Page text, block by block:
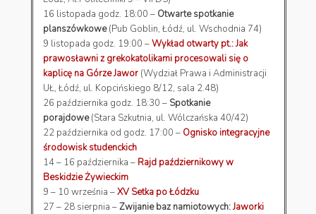
16 listopada godz. 18:00 – Otwarte spotkanie
planszówkowe(Pub Goblin, Łódź, ul. Wschodnia 74)
9 listopada godz. 19:00 –Wykład otwarty pt.: Jak
prawosławni z grekokatolikami procesowali się o
kaplicę na Górze Jawor (Wydział Prawa i Administracji
UŁ, Łódź, ul. Kopcińskiego 8/12, sala 2.48)
26 października godz. 18:30 – Spotkanie
porajdowe(Stara Szkutnia, ul. Wólczańska 40/42)
22 października od godz. 17:00 – Ognisko integracyjne
środowisk studenckich
14 – 16 października – Rajd październikowy w
Beskidzie Żywieckim
9 – 10 września –XV Setka po Łódzku
27 – 28 sierpnia –Zwijanie baz namiotowych:Jaworki